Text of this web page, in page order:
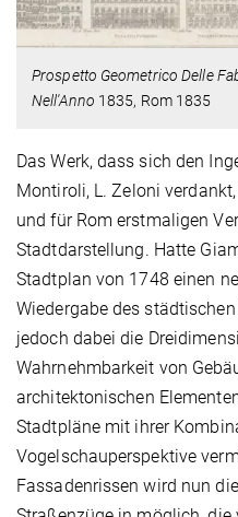
Prospetto Geometrico Delle
Nell'Anno 1835, Rom 1835
Das Werk, dass sich den
Montiroli, L. Zeloni
und für Rom erstmaligen
Stadtdarstellung. Hatte
Stadtplan von 1748 einen
Wiedergabe des
jedoch dabei die
Wahrnehmbarkeit von
architektonischen
Stadtpläne mit ihrer
Vogelschauperspektive
Fassadenrissen wird nun